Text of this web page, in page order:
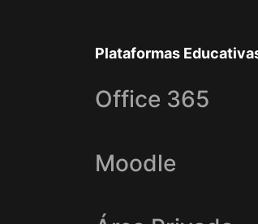
Plataformas
Office 365
Moodle